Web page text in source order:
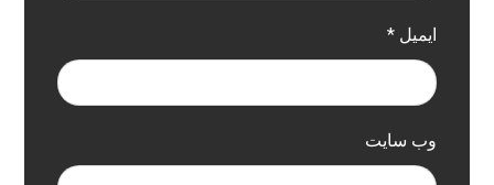
ایمیل*
وب‌ سایت